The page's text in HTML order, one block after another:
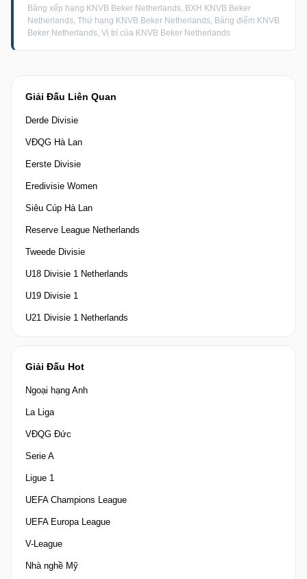
Giải Đấu Liên Quan
Derde Divisie
VĐQG Hà Lan
Eerste Divisie
Eredivisie Women
Siêu Cúp Hà Lan
Reserve League Netherlands
Tweede Divisie
U18 Divisie 1 Netherlands
U19 Divisie 1
U21 Divisie 1 Netherlands
Giải Đấu Hot
Ngoại hạng Anh
La Liga
VĐQG Đức
Serie A
Ligue 1
UEFA Champions League
UEFA Europa League
V-League
Nhà nghề Mỹ
Bảng xếp hạng KNVB Beker Netherlands, BXH KNVB Beker
Netherlands, Thứ hạng KNVB Beker Netherlands, Bảng điểm KNVB
Beker Netherlands, Vị trí của KNVB Beker Netherlands